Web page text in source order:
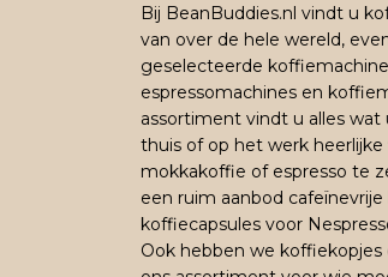
Bij BeanBuddies.nl vindt u
van over de hele wereld,
geselecteerde
espressomachines en
assortiment vindt u alles
thuis of op het werk
mokkakoffie of espresso te
een ruim aanbod
koffiecapsules voor
Ook hebben we